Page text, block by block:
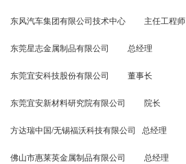
东风汽车集团有限公司技术中心 主任工程师
东莞星志金属制品有限公司 总经理
东莞宜安科技股份有限公司 董事长
东莞宜安新材料研究院有限公司 院长
方达瑞中国/无锡福沃科技有限公司 总经理
佛山市惠莱英金属制品有限公司 总经理